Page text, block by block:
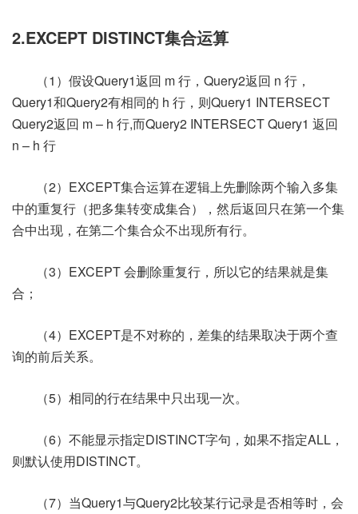
2.EXCEPT DISTINCT集合运算
（1）假设Query1返回 m 行，Query2返回 n 行，
Query1和Query2有相同的 h 行，则Query1 INTERSECT
Query2返回 m – h 行,而Query2 INTERSECT Query1 返回
n – h 行
（2）EXCEPT集合运算在逻辑上先删除两个输入多集
中的重复行（把多集转变成集合），然后返回只在第一个集
合中出现，在第二个集合众不出现所有行。
（3）EXCEPT 会删除重复行，所以它的结果就是集
合；
（4）EXCEPT是不对称的，差集的结果取决于两个查
询的前后关系。
（5）相同的行在结果中只出现一次。
（6）不能显示指定DISTINCT字句，如果不指定ALL，
则默认使用DISTINCT。
（7）当Query1与Query2比较某行记录是否相等时，会